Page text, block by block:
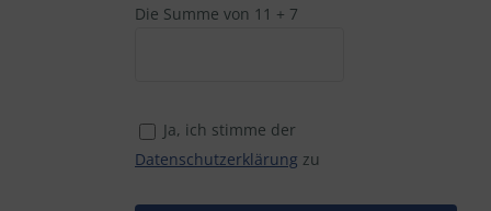
Die Summe von 11 + 7
Ja, ich stimme der
Datenschutzerklärung zu